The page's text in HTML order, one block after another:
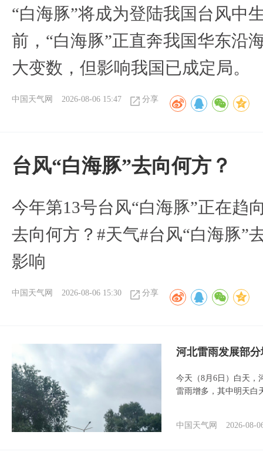
“白海豚”将成为登陆我国台风中
前，“白海豚”正直奔我国华东沿
大变数，但影响我国已成定局。
中国天气网 2026-08-06 15:47 分享
台风“白海豚”去向何方？
今年第13号台风“白海豚”正在趋
去向何方？#天气#台风“白海豚”
影响
中国天气网 2026-08-06 15:30 分享
河北雷雨发展部
今天（8月6日）白天，
雷雨增多，其中明天白
中国天气网 2026-08-